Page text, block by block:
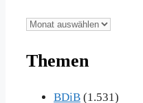
Unsere
im
Themen
BDiB (1.531)